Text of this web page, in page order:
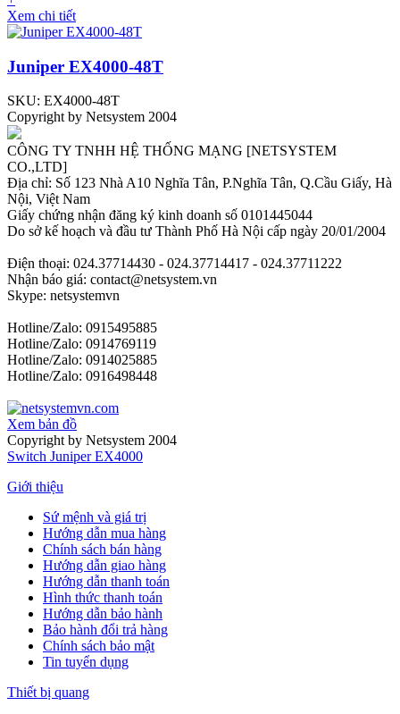
Xem chi tiết
Juniper EX4000-48T
SKU: EX4000-48T
Copyright by Netsystem 2004
CÔNG TY TNHH HỆ THỐNG MẠNG [NETSYSTEM
CO.,LTD]
Địa chỉ: Số 123 Nhà A10 Nghĩa Tân, P.Nghĩa Tân, Q.Cầu Giấy, Hà
Nội, Việt Nam
Giấy chứng nhận đăng ký kinh doanh số 0101445044
Do sở kế hoạch và đầu tư Thành Phố Hà Nội cấp ngày 20/01/2004
Điện thoại: 024.37714430 - 024.37714417 - 024.37711222
Nhận báo giá: contact@netsystem.vn
Skype: netsystemvn
Hotline/Zalo: 0915495885
Hotline/Zalo: 0914769119
Hotline/Zalo: 0914025885
Hotline/Zalo: 0916498448
Xem bản đồ
Copyright by Netsystem 2004
Switch Juniper EX4000
Giới thiệu
Sứ mệnh và giá trị
Hướng dẫn mua hàng
Chính sách bán hàng
Hướng dẫn giao hàng
Hướng dẫn thanh toán
Hình thức thanh toán
Hướng dẫn bảo hành
Bảo hành đổi trả hàng
Chính sách bảo mật
Tin tuyển dụng
Thiết bị quang